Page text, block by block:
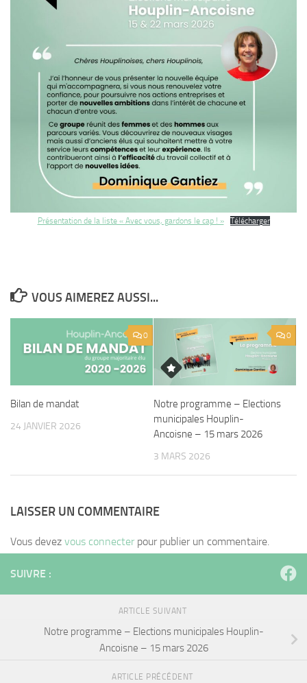
Présentation de la liste « Avec vous, gardons le cap ! » Télécharger
VOUS AIMEREZ AUSSI...
0
Bilan de mandat
24 JANVIER 2026
0
Notre programme – Elections
municipales Houplin-
Ancoisne – 15 mars 2026
3 MARS 2026
LAISSER UN COMMENTAIRE
Vous devez vous connecter pour publier un commentaire.
SUIVRE :
ARTICLE SUIVANT
Notre programme – Elections municipales Houplin-
Ancoisne – 15 mars 2026
ARTICLE PRÉCÉDENT